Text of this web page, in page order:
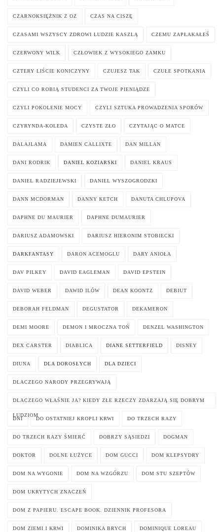
CZARNOKSIĘŻNIK Z OZ CZAS NA CISZĘ
CZASAMI WSZYSCY ZDROWI LUDZIE KASZLĄ CZEMU ZAPŁAKAŁEŚ
CZERWONY WILK CZŁOWIEK Z WYSOKIEGO ZAMKU
CZTERY LIŚCIE KONICZYNY CZUJESZ TAK CZUŁE SPOTKANIA
CZYLI CO ROBIĄ STUDENCI ZA TWOJE PIENIĄDZE
CZYLI POKOLENIE MOCY CZYLI SZTUKA PROWADZENIA SPORÓW
CZYRYNDA-KOLEDA CZYSTE ZŁO CZYTAJĄC O MATCE
DALAJLAMA DAMIEN CALLIXTE DAN MILLAN
DANI RODRIK DANIEL KOZIARSKI DANIEL KRAUS
DANIEL RADZIEJEWSKI DANIEL WYSZOGRODZKI
DANN MCDORMAN DANNY KETCH DANUTA CHLUPOVA
DAPHNE DU MAURIER DAPHNE DUMAURIER
DARIUSZ ADAMOWSKI DARIUSZ HIERONIM STOBIECKI
DARKFANTASY DARON ACEMOGLU DARY ANIOŁA
DAV PILKEY DAVID EAGLEMAN DAVID EPSTEIN
DAVID WEBER DAWID ILÓW DEAN KOONTZ DEBIUT
DEBORAH FELDMAN DEGUSTATOR DEKAMERON
DEMI MOORE DEMON I MROCZNA TOŃ DENZEL WASHINGTON
DEX CARSTER DIABLICA DIANE SETTERFIELD DISNEY
DIUNA DLA DOROSŁYCH DLA DZIECI
DLACZEGO NARODY PRZEGRYWAJĄ
DLACZEGO WŁAŚNIE JA? KIEDY ZŁE RZECZY ZDARZAJĄ SIĘ DOBRYM
LUDZIOM
DNI DO OSTATNIEJ KROPLI KRWI DO TRZECH RAZY
DO TRZECH RAZY ŚMIERĆ DOBRZY SĄSIEDZI DOGMAN
DOKTOR DOLNE ŁUŻYCE DOM GUCCI DOM KLEPSYDRY
DOM NA WYGONIE DOM NA WZGÓRZU DOM STU SZEPTÓW
DOM UKRYTYCH ZNACZEŃ
DOM Z PAPIERU. ESCAPE BOOK. DZIENNIK PROFESORA
DOM ZIEMI I KRWI DOMINIKA BRYCH DOMINIQUE LOREAU